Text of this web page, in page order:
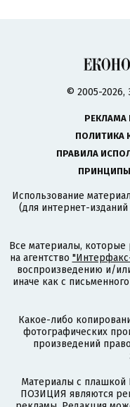
© 2005-
РЕКЛАМА
ПОЛИТИКА
ПРАВИЛА
ПРИНЦИПЫ
Использование
(для интернет-
Все материалы, которые
на агентство
воспроизведению и/
иначе как с
Какое-либо
фотографических
произведений
Материалы с
ПОЗИЦИЯ являются